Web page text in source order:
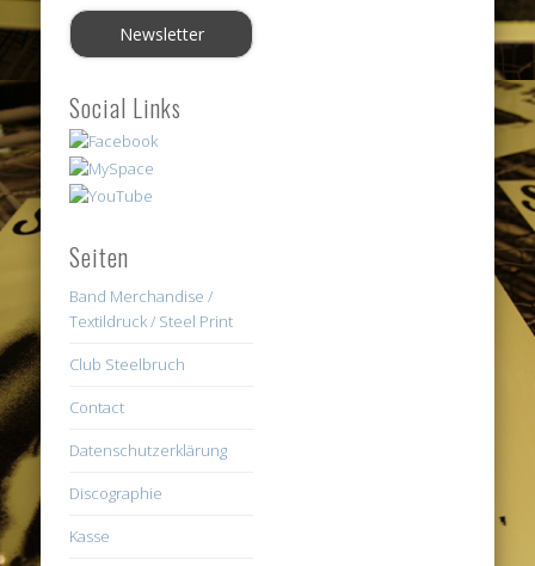
Social Links
Seiten
Band Merchandise /
Textildruck / Steel Print
Club Steelbruch
Contact
Datenschutzerklärung
Discographie
Kasse